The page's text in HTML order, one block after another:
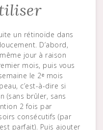
un rétinoïde dans
D’abord,
jour à raison
mois, puis vous
le 2ᵉ mois
c’est-à-dire si
(sans brûler, sans
2 fois par
consécutifs (par
parfait). Puis ajouter